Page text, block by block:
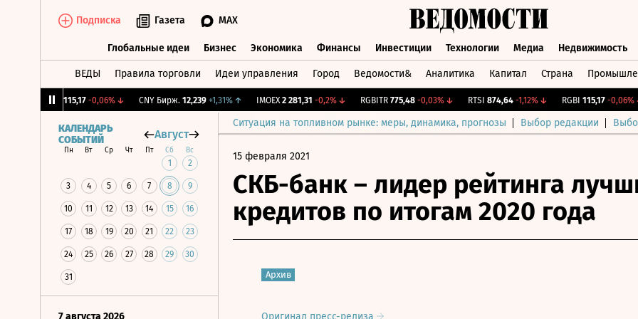
Подписка Газета MAX
Глобальные идеи Бизнес Экономика Финансы Инвестиции Технологии Медиа Недвижимость
ВЕДЫ Правила торговли Идеи управления Город Ведомости& Аналитика Капитал Страна
115,17 -0,06%↓ CNY Бирж. 12,239 +1,31%↑ IMOEX 2 281,31 -0,2%↓ RGBITR 775,48 -0,03%↓ RTSI 874,64 -1,12%↓ RGBI 115,17 -0,06%↓
Ситуация на топливном рынке: меры, динамика, прогнозы Выбор редакции
КАЛЕНДАРЬ
СОБЫТИЙ
Август
Пн Вт Ср Чт Пт Сб Вс
1 2
3 4 5 6 7 8 9
10 11 12 13 14 15 16
17 18 19 20 21 22 23
24 25 26 27 28 29 30
31
7 августа 2026
15 февраля 2021
СКБ-банк – лидер рейтинга
кредитов по итогам 2020 года
Архив
Оригинал пресс-релиза